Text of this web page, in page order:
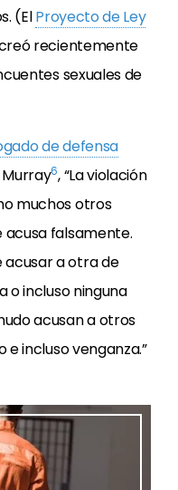
(ElProyecto de Ley
recientemente
sexuales de
de defensa
6, “La violación
muchos otros
acusa falsamente.
acusar a otra de
o incluso ninguna
acusan a otros
incluso venganza.”